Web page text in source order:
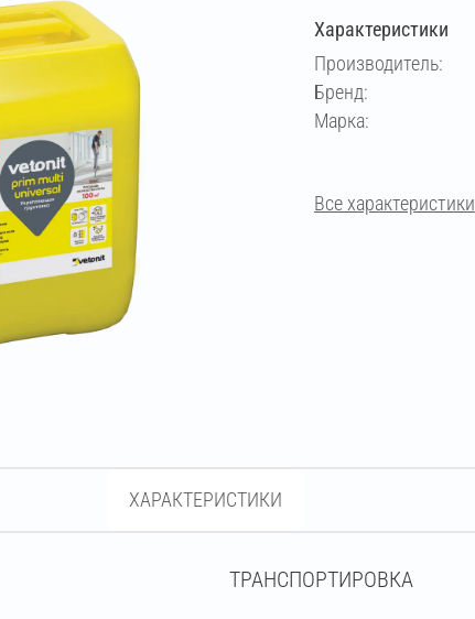
Характеристики
Производитель:
Бренд:
Марка:
Все характеристики
ХАРАКТЕРИСТИКИ
ТРАНСПОРТИРОВКА